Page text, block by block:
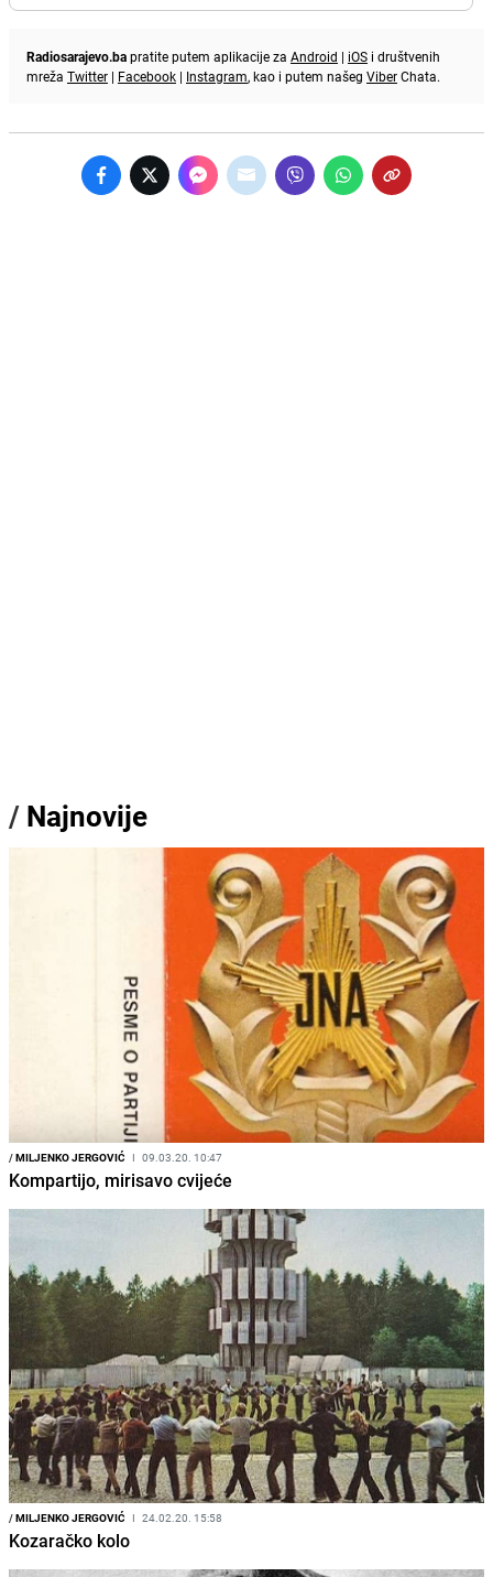
Radiosarajevo.bapratite putem aplikacije za Android | iOS i društvenih
mreža Twitter | Facebook | Instagram, kao i putem našeg ViberChata.
/ Najnovije
/MILJENKO JERGOVIĆ I 09.03.20. 10:47
Kompartijo, mirisavo cvijeće
/MILJENKO JERGOVIĆ I 24.02.20. 15:58
Kozaračko kolo